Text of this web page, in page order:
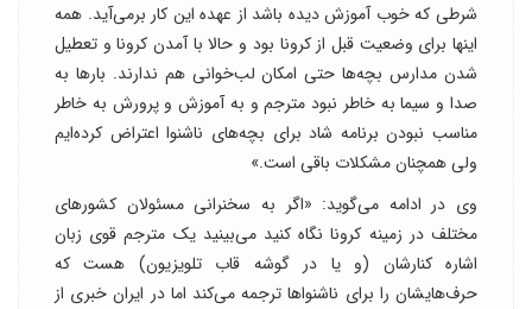
شرطی که خوب آموزش دیده باشد از عهده این کار بر‌می‌آید. همه
اینها برای وضعیت قبل از کرونا بود و حالا با آمدن کرونا و تعطیل
شدن مدارس بچه‌ها حتی امکان لب‌خوانی هم ندارند. بارها به
صدا و سیما به خاطر نبود مترجم و به آموزش و پرورش به خاطر
مناسب نبودن برنامه شاد برای بچه‌های ناشنوا اعتراض کرده‌ایم
ولی همچنان مشکلات باقی است.»
وی در ادامه می‌گوید: «اگر به سخنرانی مسئولان کشورهای
مختلف در زمینه کرونا نگاه کنید می‌بینید یک مترجم قوی زبان
اشاره کنارشان (و یا در گوشه قاب تلویزیون) هست که
حرف‌هایشان را برای ناشنواها ترجمه می‌کند اما در ایران خبری از